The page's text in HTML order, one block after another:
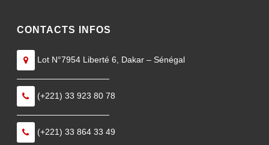
CONTACTS INFOS
Lot N°7954 Liberté 6, Dakar – Sénégal
———————————
(+221) 33 923 80 78
———————————
(+221) 33 864 33 49